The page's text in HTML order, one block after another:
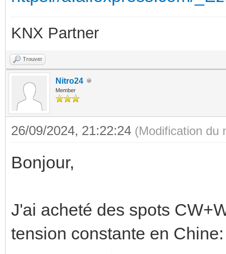
KNX Partner
Trouver
Nitro24
Member
26/09/2024, 21:22:24 (Modification du
Bonjour,
J'ai acheté des spots
tension constante en